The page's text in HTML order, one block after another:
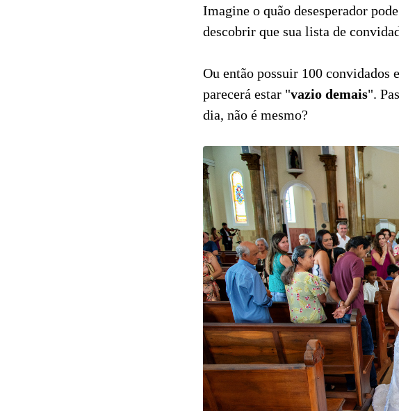
Imagine o quão desesperador
descobrir que sua lista de
Ou então possuir 100 convidados
parecerá estar "vazio demais".
dia, não é mesmo?